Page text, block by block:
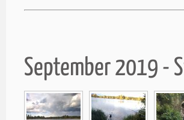
September 2019 -